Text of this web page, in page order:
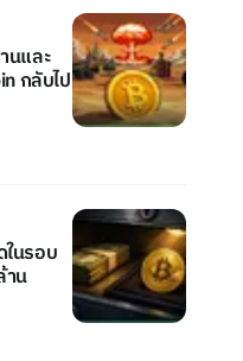
นและ
กลับไป
นรอบ
าน